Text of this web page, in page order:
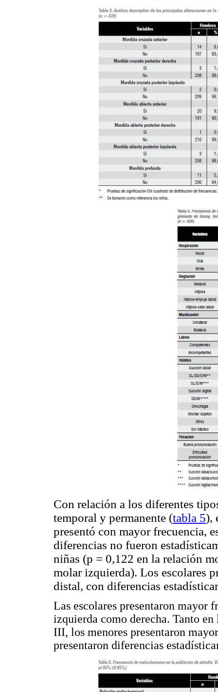
Con relación a los diferentes
temporal y permanente (tabla 5),
presentó con mayor frecuencia,
diferencias no fueron
niñas (p = 0,122 en la relación
molar izquierda). Los escolares
distal, con diferencias
Las escolares presentaron mayor
izquierda como derecha. Tanto
III, los menores presentaron
presentaron diferencias